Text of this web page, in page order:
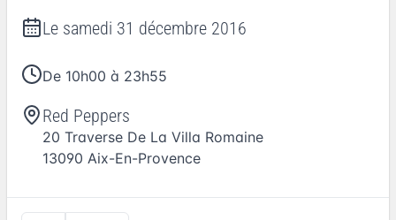
Le samedi 31 décembre 2016
De 10h00 à 23h55
Red Peppers
20 Traverse De La Villa Romaine
13090 Aix-En-Provence